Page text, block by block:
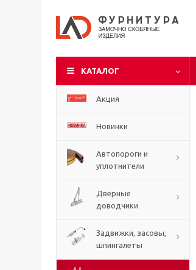
КАТАЛОГ
Акция
Новинки
Автопороги и
уплотнители
Дверные
доводчики
Задвижки, засовы,
шпингалеты